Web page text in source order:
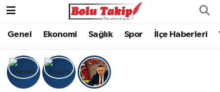
Genel Ekonomi Sağlık Spor İlçe Haberleri